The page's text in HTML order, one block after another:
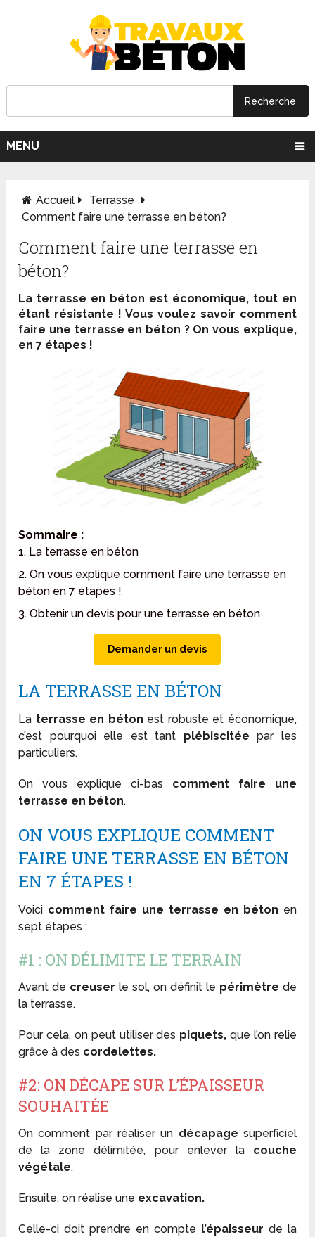
MENU
Accueil
Terrasse
Comment faire une terrasse en béton?
Comment faire une terrasse en
béton?
La terrasse en béton est économique, tout en
étant résistante ! Vous voulez savoir comment
faire une terrasse en béton ? On vous explique,
en 7 étapes !
Sommaire :
1. La terrasse en béton
2. On vous explique comment faire une terrasse en
béton en 7 étapes !
3. Obtenir un devis pour une terrasse en béton
Demander un devis
LA TERRASSE EN BÉTON
La terrasse en béton est robuste et économique,
c’est pourquoi elle est tant plébiscitée par les
particuliers.
On vous explique ci-bas comment faire une
terrasse en béton.
ON VOUS EXPLIQUE COMMENT
FAIRE UNE TERRASSE EN BÉTON
EN 7 ÉTAPES !
Voici comment faire une terrasse en béton en
sept étapes :
#1 : ON DÉLIMITE LE TERRAIN
Avant de creuser le sol, on définit le périmètre de
la terrasse.
Pour cela, on peut utiliser des piquets, que l’on relie
grâce à des cordelettes.
#2: ON DÉCAPE SUR L’ÉPAISSEUR
SOUHAITÉE
On comment par réaliser un décapage superficiel
de la zone délimitée, pour enlever la couche
végétale.
Ensuite, on réalise une excavation.
Celle-ci doit prendre en compte l’épaisseur de la